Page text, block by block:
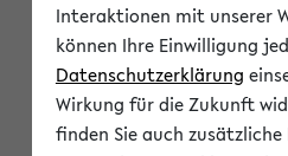
Interaktionen mit unserer
können Ihre Einwilligung
Datenschutzerklärung
Wirkung für die Zukunft
finden Sie auch